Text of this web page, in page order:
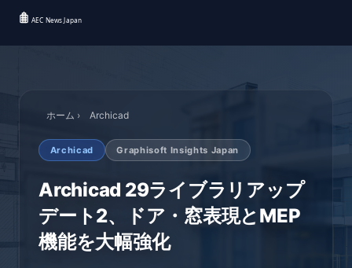
ホーム › Archicad
Archicad Graphisoft Insights Japan
Archicad 29ライブラリアップ
デート2、ドア・窓表現とMEP
機能を大幅強化